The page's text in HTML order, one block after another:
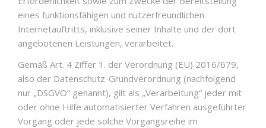
eines funktionsfähigen und nutzerfreundlichen
Internetauftritts, inklusive seiner Inhalte und der dort
angebotenen Leistungen, verarbeitet.
Gemäß Art. 4 Ziffer 1. der Verordnung (EU) 2016/679,
also der Datenschutz-Grundverordnung (nachfolgend
nur „DSGVO“ genannt), gilt als „Verarbeitung“ jeder mit
oder ohne Hilfe automatisierter Verfahren ausgeführter
Vorgang oder jede solche Vorgangsreihe im